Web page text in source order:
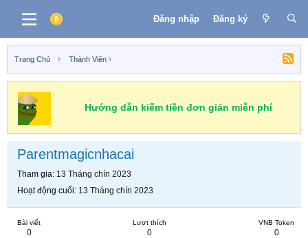
Đăng nhập Đăng ký
Trang Chủ Thành Viên
Hướng dẫn kiếm tiền đơn giản miễn phí
Parentmagicnhacai
Tham gia 13 Tháng chín 2023
Hoạt động cuối 13 Tháng chín 2023
Bài viết
0
Lượt thích
0
VNB Token
0